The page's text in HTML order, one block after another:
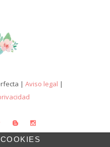
| Aviso legal |